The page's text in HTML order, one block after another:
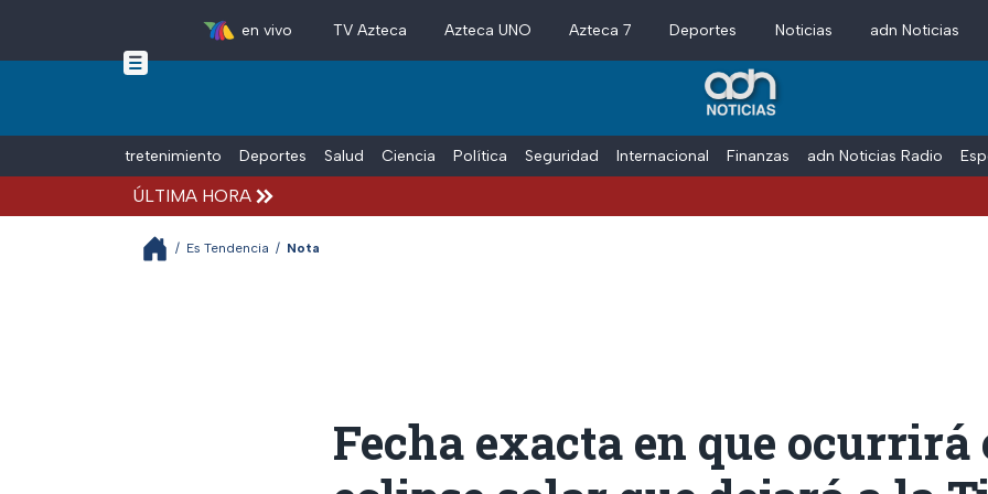
Skip to main content
en vivo TV Azteca Azteca UNO Azteca 7 Deportes Noticias adn Noticias
Entretenimiento Deportes Salud Ciencia Política Seguridad Internacional Finanzas adn Noticias Radio
ÚLTIMA HORA
/ Es Tendencia / Nota
Fecha exacta en que ocurrirá